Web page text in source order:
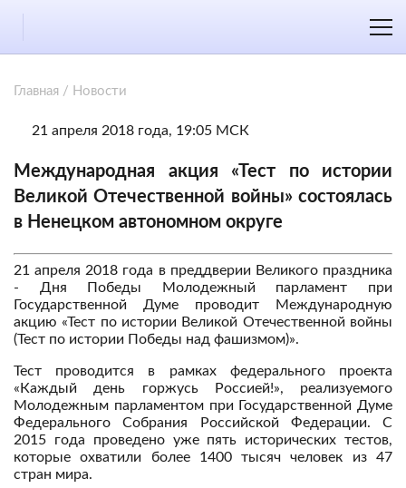
Главная / Новости
21 апреля 2018 года, 19:05 МСК
Международная акция «Тест по истории
Великой Отечественной войны» состоялась
в Ненецком автономном округе
21 апреля 2018 года в преддверии Великого праздника
- Дня Победы Молодежный парламент при
Государственной Думе проводит Международную
акцию «Тест по истории Великой Отечественной войны
(Тест по истории Победы над фашизмом)».
Тест проводится в рамках федерального проекта
«Каждый день горжусь Россией!», реализуемого
Молодежным парламентом при Государственной Думе
Федерального Собрания Российской Федерации. С
2015 года проведено уже пять исторических тестов,
которые охватили более 1400 тысяч человек из 47
стран мира.